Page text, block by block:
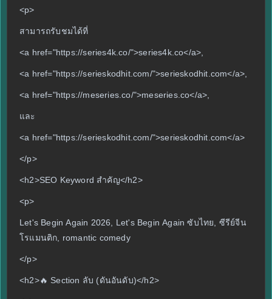
<p>
สามารถรับชมได้ที่
<a href="https://series4k.co/">series4k.co</a>,
<a href="https://serieskodhit.com/">serieskodhit.com</a>,
<a href="https://meseries.co/">meseries.co</a>,
และ
<a href="https://serieskodhit.com/">serieskodhit.com</a>
</p>
<h2>SEO Keyword สำคัญ</h2>
<p>
Let's Begin Again 2026, Let's Begin Again ซับไทย, ซีรีย์จีน
โรแมนติก, romantic comedy
</p>
<h2>🔥 Section ลับ (ดันอันดับ)</h2>